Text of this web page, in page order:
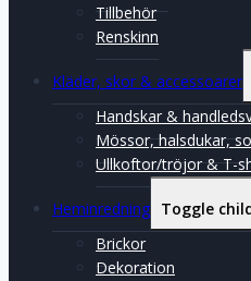
Tillbehör
Renskinn
Kläder, skor & accessoarer
Handskar &
Mössor, halsdukar,
Ullkoftor/tröjor & T-
Heminredning Toggle
Brickor
Dekoration